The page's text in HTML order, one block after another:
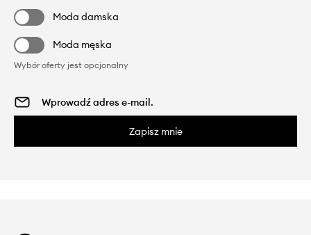
Moda damska
Moda męska
Wybór oferty jest opcjonalny
Zapisz mnie